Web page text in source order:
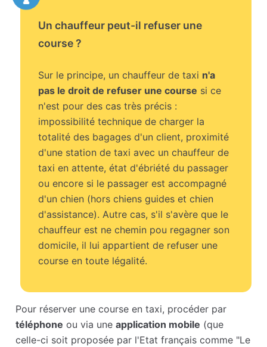
Un chauffeur peut-il refuser une
course ?
Sur le principe, un chauffeur de taxi n'a
pas le droit de refuser une course si ce
n'est pour des cas très précis :
impossibilité technique de charger la
totalité des bagages d'un client, proximité
d'une station de taxi avec un chauffeur de
taxi en attente, état d'ébriété du passager
ou encore si le passager est accompagné
d'un chien (hors chiens guides et chien
d'assistance). Autre cas, s'il s'avère que le
chauffeur est ne chemin pou regagner son
domicile, il lui appartient de refuser une
course en toute légalité.
Pour réserver une course en taxi, procéder par
téléphone ou via uneapplication mobile (que
celle-ci soit proposée par l'Etat français comme "Le